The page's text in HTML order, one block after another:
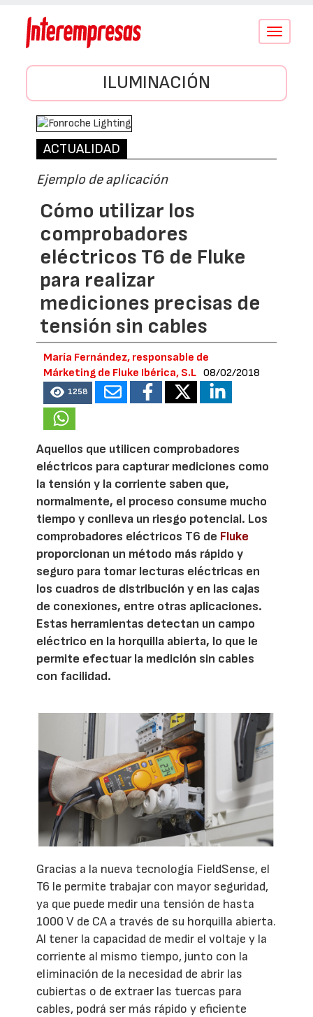
Conmutar
ILUMINACIÓN
ACTUALIDAD
Ejemplo de aplicación
Cómo utilizar los
comprobadores
eléctricos T6 de Fluke
para realizar
mediciones precisas de
tensión sin cables
María Fernández, responsable de
Márketing de Fluke Ibérica, S.L 08/02/2018
1258
Aquellos que utilicen comprobadores
eléctricos para capturar mediciones como
la tensión y la corriente saben que,
normalmente, el proceso consume mucho
tiempo y conlleva un riesgo potencial. Los
comprobadores eléctricos T6 de Fluke
proporcionan un método más rápido y
seguro para tomar lecturas eléctricas en
los cuadros de distribución y en las cajas
de conexiones, entre otras aplicaciones.
Estas herramientas detectan un campo
eléctrico en la horquilla abierta, lo que le
permite efectuar la medición sin cables
con facilidad.
Gracias a la nueva tecnología FieldSense, el
T6 le permite trabajar con mayor seguridad,
ya que puede medir una tensión de hasta
1000 V de CA a través de su horquilla abierta.
Al tener la capacidad de medir el voltaje y la
corriente al mismo tiempo, junto con la
eliminación de la necesidad de abrir las
cubiertas o de extraer las tuercas para
cables, podrá ser más rápido y eficiente